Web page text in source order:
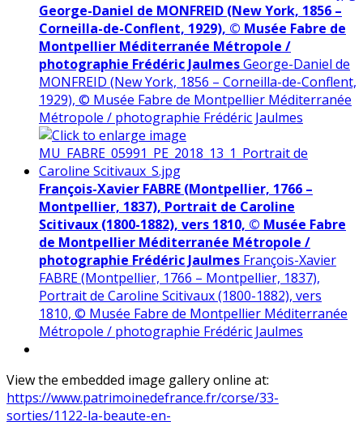
George-Daniel de MONFREID (New York, 1856 –
Corneilla-de-Conflent, 1929), © Musée Fabre de
Montpellier Méditerranée Métropole /
photographie Frédéric JaulmesGeorge-Daniel de
MONFREID (New York, 1856 – Corneilla-de-Conflent,
1929), © Musée Fabre de Montpellier Méditerranée
Métropole / photographie Frédéric Jaulmes
François-Xavier FABRE (Montpellier, 1766 –
Montpellier, 1837), Portrait de Caroline
Scitivaux (1800-1882), vers 1810, © Musée Fabre
de Montpellier Méditerranée Métropole /
photographie Frédéric Jaulmes François-Xavier
FABRE (Montpellier, 1766 – Montpellier, 1837),
Portrait de Caroline Scitivaux (1800-1882), vers
1810, © Musée Fabre de Montpellier Méditerranée
Métropole / photographie Frédéric Jaulmes
View the embedded image gallery online at:
https://www.patrimoinedefrance.fr/corse/33-
sorties/1122-la-beaute-en-